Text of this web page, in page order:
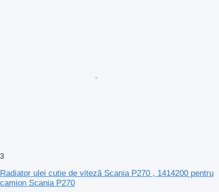
3
Radiator ulei cutie de viteză Scania P270 , 1414200 pentru
camion Scania P270